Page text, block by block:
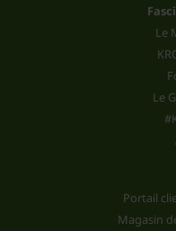
Le
Le
Portail
Magasin